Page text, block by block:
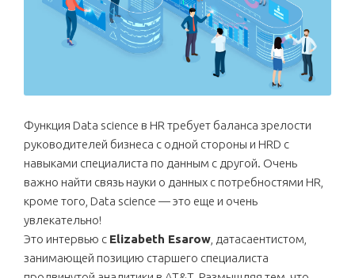
Функция Data science в HR требует баланса зрелости
руководителей бизнеса с одной стороны и HRD с
навыками специалиста по данным с другой. Очень
важно найти связь науки о данных с потребностями HR,
кроме того, Data science — это еще и очень
увлекательно!
Это интервью с Elizabeth Esarow , датасаентистом,
занимающей позицию старшего специалиста